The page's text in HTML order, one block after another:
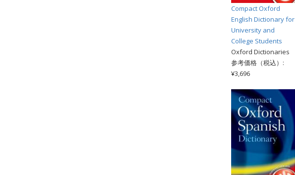
Compact Oxford
English Dictionary for
University and
College Students
Oxford Dictionaries
参考価格（税込）:
¥3,696